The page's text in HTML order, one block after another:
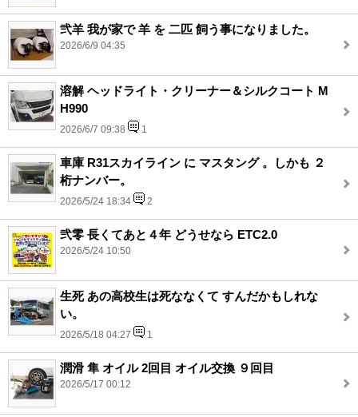
弐羊 我が家で 羊 を 二匹 飼う事になりました。
2026/6/9 04:35
溶解 ヘッドライト・クリーナー＆シルクコート M
H990
2026/6/7 09:38 1
車庫 R31スカイライン に マスタング 。しかも ２
桁ナンバー。
2026/5/24 18:34 2
弐零 長くてあと４年 どうせなら ETC2.0
2026/5/24 10:50
生死 あの高校生は死ななくて すんだかもしれな
い。
2026/5/18 04:27 1
潤滑 隼 オイル 2回目 オイル交換 ９回目
2026/5/17 00:12